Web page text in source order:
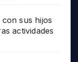
sus hijos
actividades